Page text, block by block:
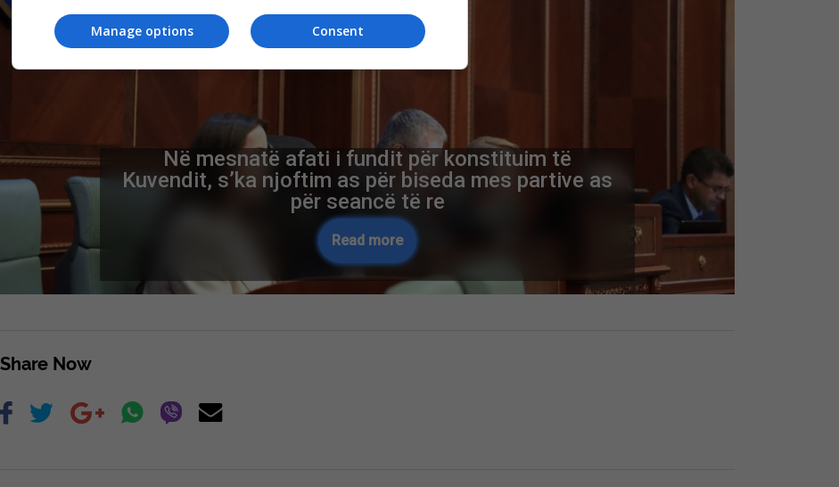
Versioni i gazetarit të FAZ-it: Si e ndihmoi Serbia me
armatim Ukrainën indirekt dhe cili ishte roli i
ambasadorit Hill në gjithë këtë histori
Read more
Skip Ad ❯
Share Now
Consent
Manage options